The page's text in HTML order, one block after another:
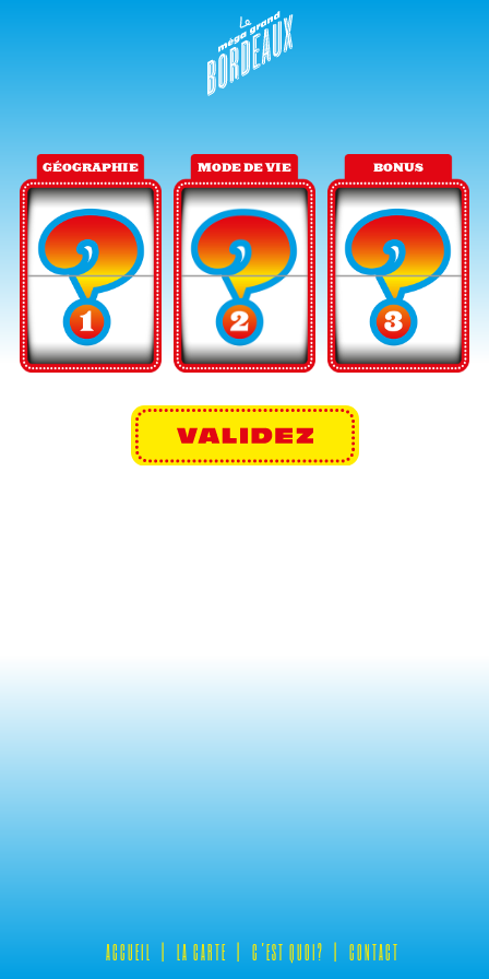
GÉOGRAPHIE MODE DE VIE BONUS
ACCUEIL LA CARTE C’EST QUOI? CONTACT